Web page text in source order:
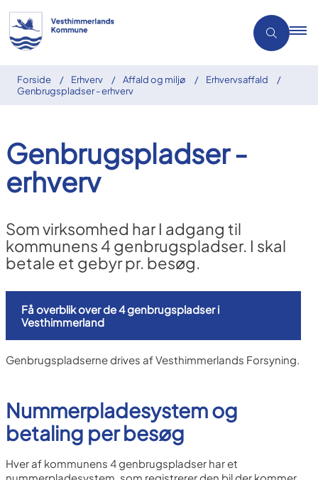
Forside Erhverv Affald og miljø
Erhvervsaffald
Genbrugspladser - erhverv
Genbrugspladser -
erhverv
Som virksomhed har I adgang til
kommunens 4 genbrugspladser. I skal
betale et gebyr pr. besøg.
Få overblik over de 4 genbrugspladser i
Vesthimmerland
Genbrugspladserne drives af Vesthimmerlands Forsyning.
Nummerpladesystem og
betaling per besøg
Hver af kommunens 4 genbrugspladser har et